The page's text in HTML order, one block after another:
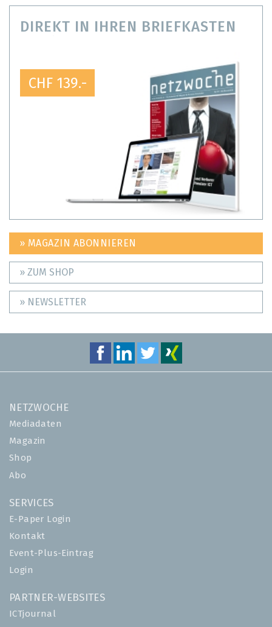
DIREKT IN IHREN BRIEFKASTEN
CHF 139.-
» MAGAZIN ABONNIEREN
» ZUM SHOP
» NEWSLETTER
NETZWOCHE
Mediadaten
Magazin
Shop
Abo
SERVICES
E-Paper Login
Kontakt
Event-Plus-Eintrag
Login
PARTNER-WEBSITES
ICTjournal